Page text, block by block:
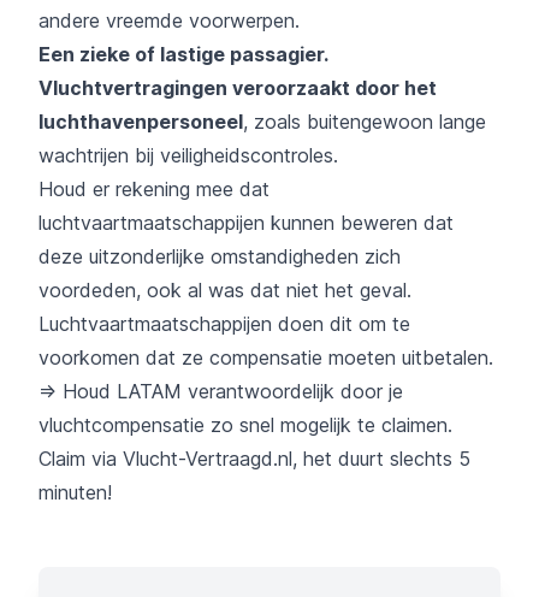
andere vreemde voorwerpen.
Een zieke of lastige passagier.
Vluchtvertragingen veroorzaakt door het
luchthavenpersoneel, zoals buitengewoon lange
wachtrijen bij veiligheidscontroles.
Houd er rekening mee dat
luchtvaartmaatschappijen kunnen beweren dat
deze uitzonderlijke omstandigheden zich
voordeden, ook al was dat niet het geval.
Luchtvaartmaatschappijen doen dit om te
voorkomen dat ze compensatie moeten uitbetalen.
=> Houd LATAM verantwoordelijk door je
vluchtcompensatie zo snel mogelijk te claimen.
Claim via Vlucht-Vertraagd.nl, het duurt slechts 5
minuten!